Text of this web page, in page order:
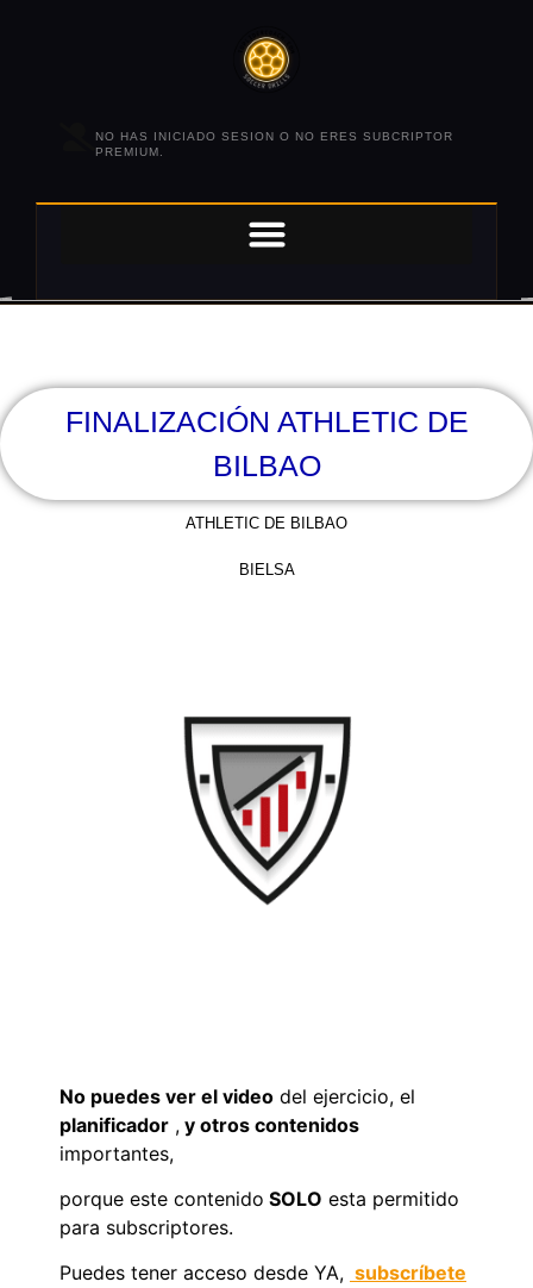
NO HAS INICIADO SESION O NO ERES SUBCRIPTOR
PREMIUM.
FINALIZACIÓN ATHLETIC DE
BILBAO
ATHLETIC DE BILBAO
BIELSA
No puedes ver el video del ejercicio, el
planificador , y otros contenidos
importantes,
porque este contenido SOLO esta permitido
para subscriptores.
Puedes tener acceso desde YA, subscríbete